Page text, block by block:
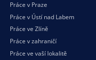
Práce v Praze
Práce v Ústí nad Labem
Práce ve Zlíně
Práce v zahraničí
Práce ve vaší lokalitě